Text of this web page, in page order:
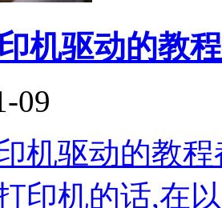
机驱动的教
09
机驱动的教
印机的话,在